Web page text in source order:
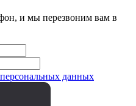
и мы перезвоним вам в
персональных данных